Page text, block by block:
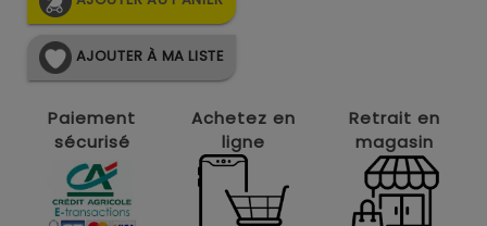
AJOUTER À MA LISTE
Paiement
sécurisé
Achetez en
ligne
Retrait en
magasin